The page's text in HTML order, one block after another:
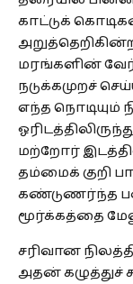
காட்டுக்
மரங்களின்
நடுக்கமுறச்
எந்த நொடியும்
மற்றோர்
தம்மைக் குறி
கண்டுணர்ந்த
மூர்க்கத்தை
சரிவான
அதன் கழுத்துச்